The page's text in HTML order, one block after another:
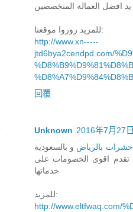
افضل العمالة المتخصصين
للمزيد زوروا موقعنا:
http://www.xn-----
jtd6bya2cendpd.com/
回覆
Unknown 2016年7月27
بالرياض و بالسعودية
تقدم اقوى الخصومات على
خدماتها
للمزيد:
http://www.eltfwaq.com/